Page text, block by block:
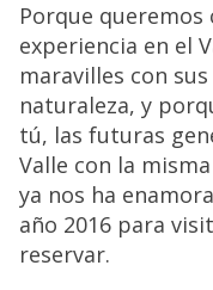
Porque queremos
experiencia en el
maravilles con
naturaleza, y
tú, las futuras
Valle con la
ya nos ha
año 2016 para
reservar.